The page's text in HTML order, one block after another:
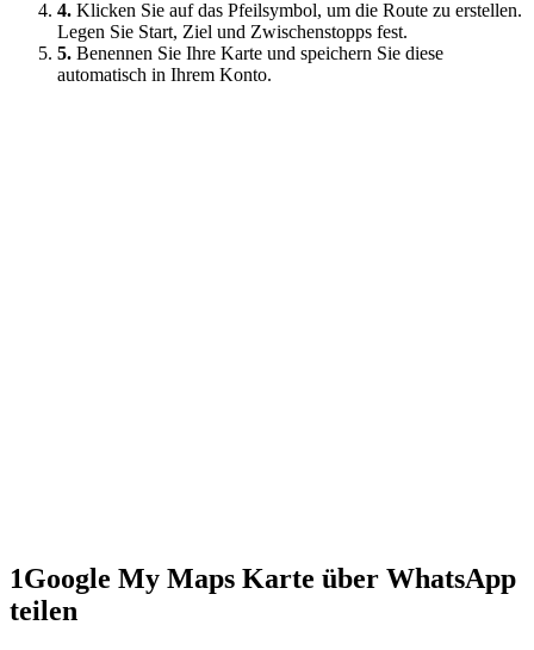
4. Klicken Sie auf das Pfeilsymbol, um die Route zu erstellen.
Legen Sie Start, Ziel und Zwischenstopps fest.
5. Benennen Sie Ihre Karte und speichern Sie diese
automatisch in Ihrem Konto.
1Google My Maps Karte über WhatsApp
teilen